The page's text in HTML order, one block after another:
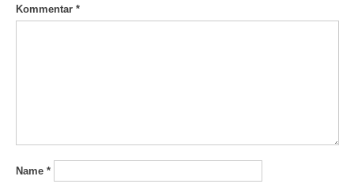
Kommentar *
Name *